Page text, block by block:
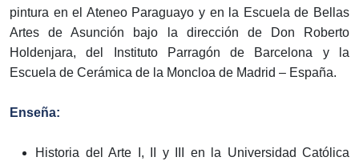
pintura en el Ateneo Paraguayo y en la Escuela de Bellas
Artes de Asunción bajo la dirección de Don Roberto
Holdenjara, del Instituto Parragón de Barcelona y la
Escuela de Cerámica de la Moncloa de Madrid – España.
Enseña:
Historia del Arte I, II y III en la Universidad Católica